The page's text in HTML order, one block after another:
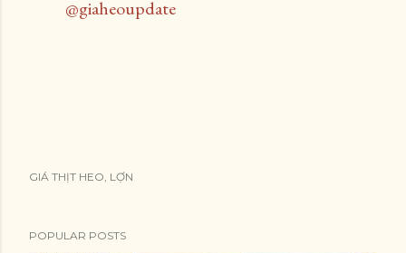
@giaheoupdate
GIÁ THỊT HEO, LỢN
POPULAR POSTS